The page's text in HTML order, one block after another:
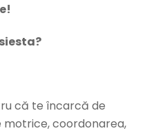
că te încarcă de
motrice, coordonarea,